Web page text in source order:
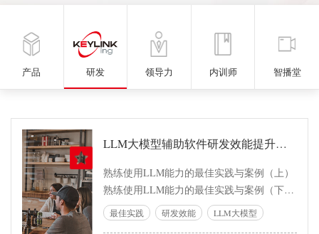
产品 研发 领导力 内训师 智播堂
LLM大模型辅助软件研发效能提升的最佳实践与大厂实战案例解读-中金
熟练使用LLM能力的最佳实践与案例（上）
熟练使用LLM能力的最佳实践与案例（下）
LLM在软件研发全生命周期中的应用场景与
案例（基于互联网和电商研发场景） LLM辅
最佳实践 研发效能 LLM大模型